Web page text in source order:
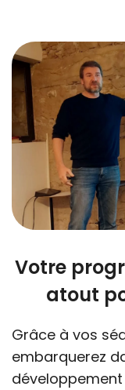
Votre
atout
Grâce à vos
embarquerez